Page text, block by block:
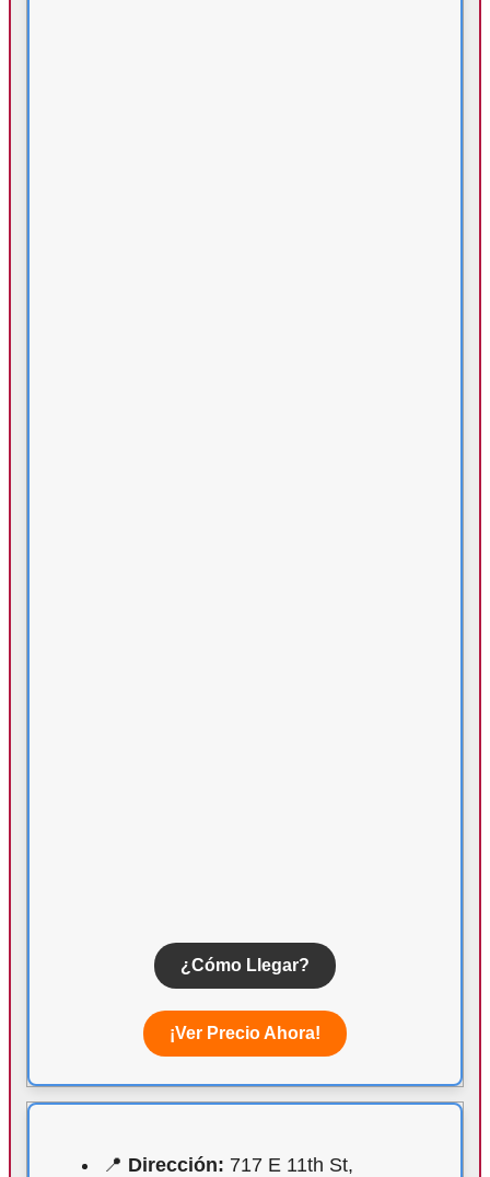
¿Cómo Llegar?
¡Ver Precio Ahora!
📍 Dirección: 717 E 11th St,